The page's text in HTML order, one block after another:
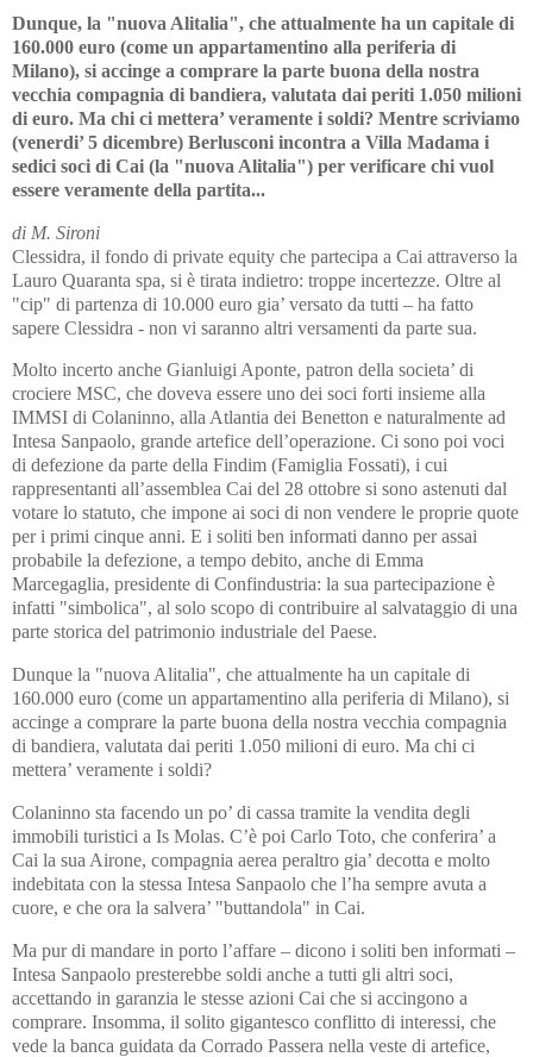
Dunque, la "nuova Alitalia", che attualmente ha un capitale di
160.000 euro (come un appartamentino alla periferia di
Milano), si accinge a comprare la parte buona della nostra
vecchia compagnia di bandiera, valutata dai periti 1.050 milioni
di euro. Ma chi ci mettera’ veramente i soldi? Mentre scriviamo
(venerdi’ 5 dicembre) Berlusconi incontra a Villa Madama i
sedici soci di Cai (la "nuova Alitalia") per verificare chi vuol
essere veramente della partita...
di M. Sironi
Clessidra, il fondo di private equity che partecipa a Cai attraverso la
Lauro Quaranta spa, si è tirata indietro: troppe incertezze. Oltre al
"cip" di partenza di 10.000 euro gia’ versato da tutti – ha fatto
sapere Clessidra - non vi saranno altri versamenti da parte sua.
Molto incerto anche Gianluigi Aponte, patron della societa’ di
crociere MSC, che doveva essere uno dei soci forti insieme alla
IMMSI di Colaninno, alla Atlantia dei Benetton e naturalmente ad
Intesa Sanpaolo, grande artefice dell’operazione. Ci sono poi voci
di defezione da parte della Findim (Famiglia Fossati), i cui
rappresentanti all’assemblea Cai del 28 ottobre si sono astenuti dal
votare lo statuto, che impone ai soci di non vendere le proprie quote
per i primi cinque anni. E i soliti ben informati danno per assai
probabile la defezione, a tempo debito, anche di Emma
Marcegaglia, presidente di Confindustria: la sua partecipazione è
infatti "simbolica", al solo scopo di contribuire al salvataggio di una
parte storica del patrimonio industriale del Paese.
Dunque la "nuova Alitalia", che attualmente ha un capitale di
160.000 euro (come un appartamentino alla periferia di Milano), si
accinge a comprare la parte buona della nostra vecchia compagnia
di bandiera, valutata dai periti 1.050 milioni di euro. Ma chi ci
mettera’ veramente i soldi?
Colaninno sta facendo un po’ di cassa tramite la vendita degli
immobili turistici a Is Molas. C’è poi Carlo Toto, che conferira’ a
Cai la sua Airone, compagnia aerea peraltro gia’ decotta e molto
indebitata con la stessa Intesa Sanpaolo che l’ha sempre avuta a
cuore, e che ora la salvera’ "buttandola" in Cai.
Ma pur di mandare in porto l’affare – dicono i soliti ben informati –
Intesa Sanpaolo presterebbe soldi anche a tutti gli altri soci,
accettando in garanzia le stesse azioni Cai che si accingono a
comprare. Insomma, il solito gigantesco conflitto di interessi, che
vede la banca guidata da Corrado Passera nella veste di artefice,